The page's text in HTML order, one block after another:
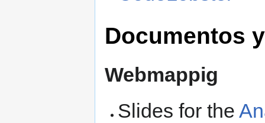
Documentos
Webmappig
Slides for the